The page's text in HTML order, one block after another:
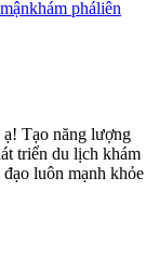
khám pháliên
Tạo năng lượng
triển du lịch khám
luôn mạnh khỏe